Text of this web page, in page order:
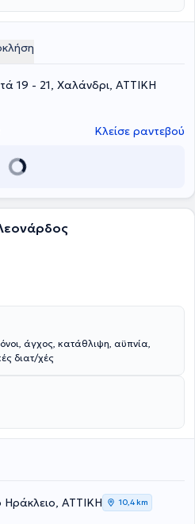
τόσο στο City Hospital
ελληνικών και διεθνών
των οποίων η Ελληνική Εταιρεία
Εταιρεία, η International
η British Pain Society, η British
Neuromodulation Society και η
19 - 21, Χαλάνδρι, ΑΤΤΙΚΗ
Κλείσε ραντεβού
άγχος, κατάθλιψη, αϋπνία,
διατ/χές
Ηράκλειο, ΑΤΤΙΚΗ 10,4 km